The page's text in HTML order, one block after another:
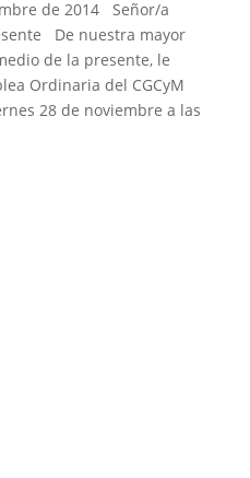
de 2014 Señor/a
De nuestra mayor
de la presente, le
Ordinaria del CGCyM
28 de noviembre a las